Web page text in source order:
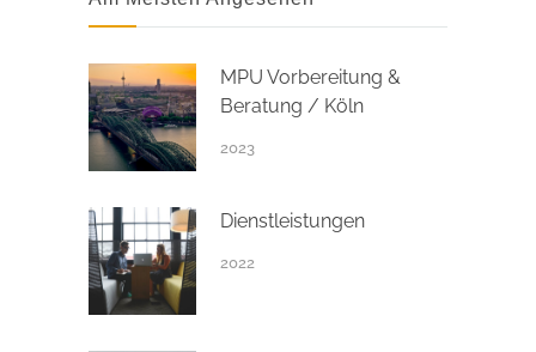
MPU Vorbereitung &
Beratung / Köln
2023
Dienstleistungen
2022